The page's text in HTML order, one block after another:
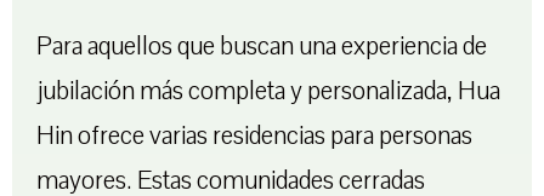
Para aquellos que buscan una experiencia de
jubilación más completa y personalizada, Hua
Hin ofrece varias residencias para personas
mayores. Estas comunidades cerradas